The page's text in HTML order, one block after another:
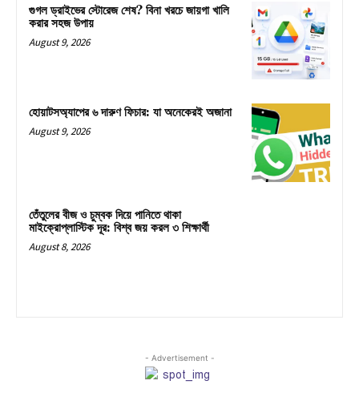
গুগল ড্রাইভের স্টোরেজ শেষ? বিনা খরচে জায়গা খালি
করার সহজ উপায়
August 9, 2026
হোয়াটসঅ্যাপের ৬ দারুণ ফিচার: যা অনেকেরই অজানা
August 9, 2026
তেঁতুলের বীজ ও চুম্বক দিয়ে পানিতে থাকা
মাইক্রোপ্লাস্টিক দূর: বিশ্ব জয় করল ৩ শিক্ষার্থী
August 8, 2026
- Advertisement -